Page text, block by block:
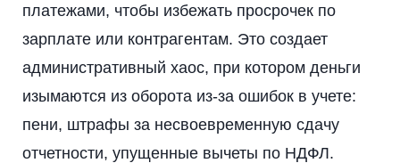
платежами, чтобы избежать просрочек по
зарплате или контрагентам. Это создает
административный хаос, при котором деньги
изымаются из оборота из-за ошибок в учете:
пени, штрафы за несвоевременную сдачу
отчетности, упущенные вычеты по НДФЛ.